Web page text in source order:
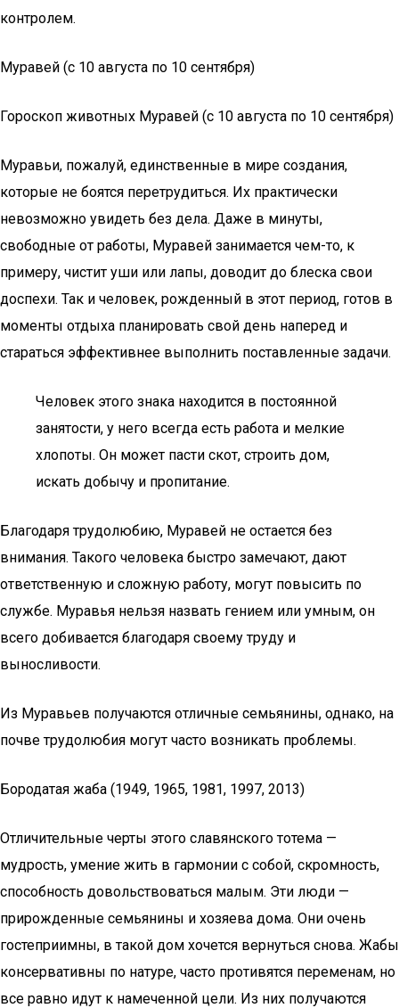
контролем.
Муравей (с 10 августа по 10 сентября)
Гороскоп животных Муравей (с 10 августа по 10 сентября)
Муравьи, пожалуй, единственные в мире создания,
которые не боятся перетрудиться. Их практически
невозможно увидеть без дела. Даже в минуты,
свободные от работы, Муравей занимается чем-то, к
примеру, чистит уши или лапы, доводит до блеска свои
доспехи. Так и человек, рожденный в этот период, готов в
моменты отдыха планировать свой день наперед и
стараться эффективнее выполнить поставленные задачи.
Человек этого знака находится в постоянной
занятости, у него всегда есть работа и мелкие
хлопоты. Он может пасти скот, строить дом,
искать добычу и пропитание.
Благодаря трудолюбию, Муравей не остается без
внимания. Такого человека быстро замечают, дают
ответственную и сложную работу, могут повысить по
службе. Муравья нельзя назвать гением или умным, он
всего добивается благодаря своему труду и
выносливости.
Из Муравьев получаются отличные семьянины, однако, на
почве трудолюбия могут часто возникать проблемы.
Бородатая жаба (1949, 1965, 1981, 1997, 2013)
Отличительные черты этого славянского тотема —
мудрость, умение жить в гармонии с собой, скромность,
способность довольствоваться малым. Эти люди —
прирожденные семьянины и хозяева дома. Они очень
гостеприимны, в такой дом хочется вернуться снова. Жабы
консервативны по натуре, часто противятся переменам, но
все равно идут к намеченной цели. Из них получаются